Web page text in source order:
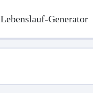
Lebenslauf-Generator